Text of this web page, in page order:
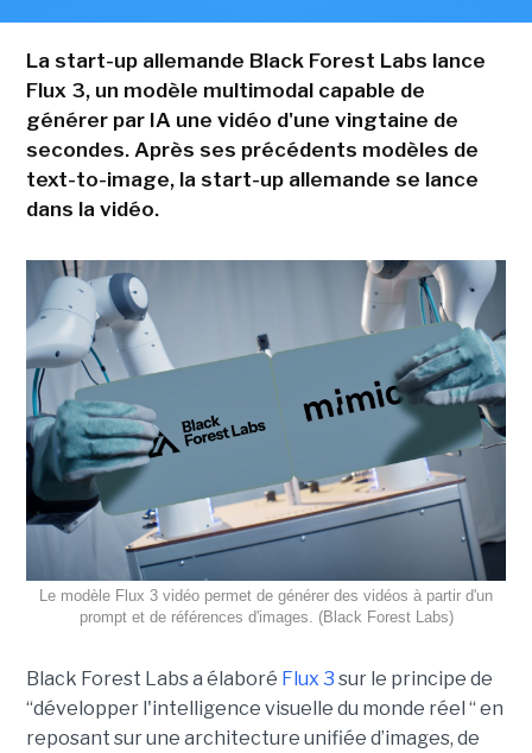
La start-up allemande Black Forest Labs lance
Flux 3, un modèle multimodal capable de
générer par IA une vidéo d'une vingtaine de
secondes. Après ses précédents modèles de
text-to-image, la start-up allemande se lance
dans la vidéo.
Le modèle Flux 3 vidéo permet de générer des vidéos à partir d'un
prompt et de références d'images. (Black Forest Labs)
Black Forest Labs a élaboré Flux 3 sur le principe de
“développer l'intelligence visuelle du monde réel “ en
reposant sur une architecture unifiée d’images, de